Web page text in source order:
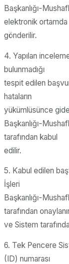
Başkanlığı-
elektronik ortamda
gönderilir.
4. Yapılan
bulunmadığı
tespit edilen
hataların
yükümlüsünce
Başkanlığı-
tarafından kabul
edilir.
5. Kabul edilen
İşleri
Başkanlığı-
tarafından
ve Sistem
6. Tek Pencere
(ID) numarası